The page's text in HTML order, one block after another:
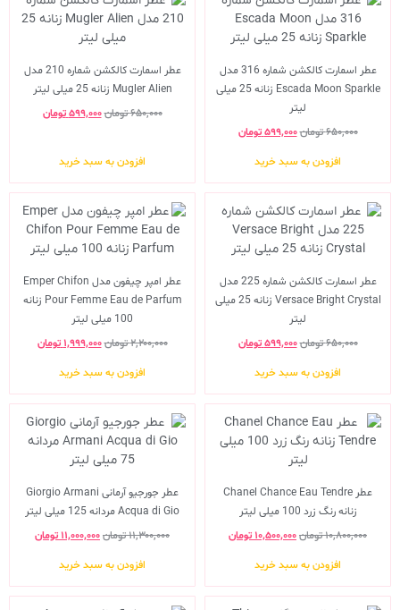
عطر اسمارت کالکشن شماره 316 مدل
Escada Moon Sparkle زنانه 25 میلی
لیتر
۶۵۰,۰۰۰تومان۵۹۹,۰۰۰ تومان
افزودن به سبد خرید
عطر اسمارت کالکشن شماره 210 مدل
Mugler Alien زنانه 25 میلی لیتر
۶۵۰,۰۰۰تومان۵۹۹,۰۰۰ تومان
افزودن به سبد خرید
عطر اسمارت کالکشن شماره 225 مدل
Versace Bright Crystal زنانه 25 میلی
لیتر
۶۵۰,۰۰۰تومان۵۹۹,۰۰۰ تومان
افزودن به سبد خرید
عطر امپر چیفون مدل Emper Chifon
Pour Femme Eau de Parfum زنانه
100 میلی لیتر
۲,۲۰۰,۰۰۰تومان۱,۹۹۹,۰۰۰ تومان
افزودن به سبد خرید
عطر Chanel Chance Eau Tendre
زنانه رنگ زرد 100 میلی لیتر
۱۰,۸۰۰,۰۰۰تومان۱۰,۵۰۰,۰۰۰ تومان
افزودن به سبد خرید
عطر جورجیو آرمانی Giorgio Armani
Acqua di Gio مردانه 125 میلی لیتر
۱۱,۳۰۰,۰۰۰تومان۱۱,۰۰۰,۰۰۰ تومان
افزودن به سبد خرید